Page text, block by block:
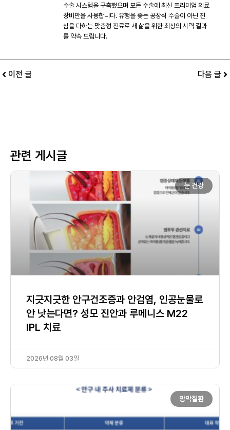
수술 시스템을 구축했으며 모든 수술에 최신 프리미엄 의료
장비만을 사용합니다. 유행을 좇는 공장식 수술이 아닌 진
심을 다하는 맞춤형 진료로 새 삶을 위한 최상의 시력 결과
를 약속 드립니다.
이전 글 다음 글
관련 게시글
눈 건강
지긋지긋한 안구건조증과 안검염, 인공눈물로
안 낫는다면? 성모 진안과 루메니스 M22
IPL 치료
2026년 08월 03일
망막질환